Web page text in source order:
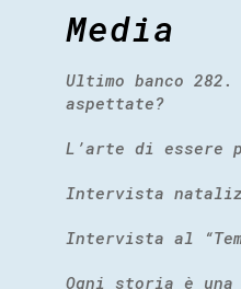
Media
Ultimo banco 282.
aspettate?
L’arte di essere
Intervista
Intervista al
Ogni storia è